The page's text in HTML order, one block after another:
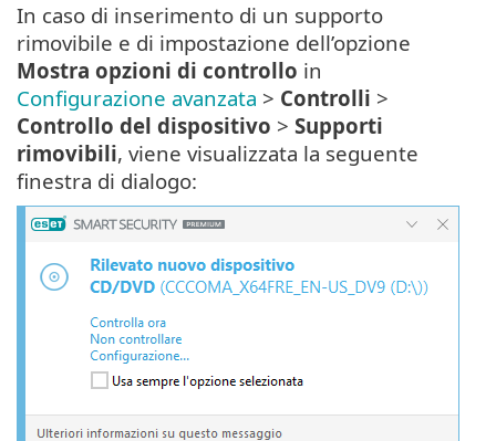
In caso di inserimento di un supporto
rimovibile e di impostazione dell’opzione
Mostra opzioni di controllo in
Configurazione avanzata > Controlli >
Controllo del dispositivo > Supporti
rimovibili, viene visualizzata la seguente
finestra di dialogo: